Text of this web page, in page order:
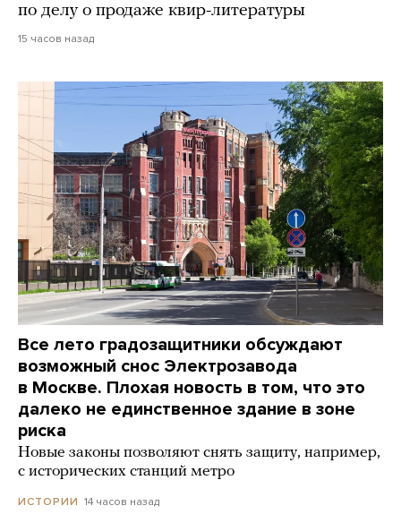
по делу о продаже квир-литературы
15 часов назад
Все лето градозащитники обсуждают
возможный снос Электрозавода
в Москве. Плохая новость в том, что это
далеко не единственное здание в зоне
риска
Новые законы позволяют снять защиту, например,
с исторических станций метро
ИСТОРИИ 14 часов назад